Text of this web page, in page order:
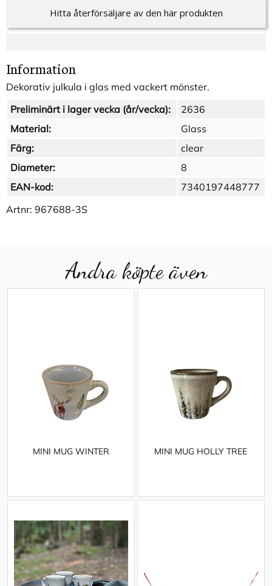
Hitta återförsäljare av den här produkten
Information
Dekorativ julkula i glas med vackert mönster.
Preliminärt i lager vecka (år/vecka):
2636
Material:
Glass
Färg:
clear
Diameter:
8
EAN-kod:
7340197448777
Artnr: 967688-3S
Andra köpte även
MINI MUG WINTER MINI MUG HOLLY TREE